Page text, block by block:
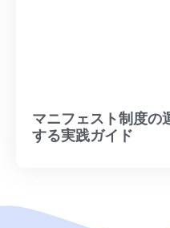
マニフェスト制度の
する実践ガイド